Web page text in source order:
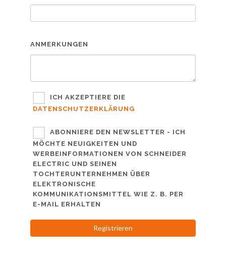
ANMERKUNGEN
ICH AKZEPTIERE DIE
DATENSCHUTZERKLÄRUNG
ABONNIERE DEN NEWSLETTER - ICH
MÖCHTE NEUIGKEITEN UND
WERBEINFORMATIONEN VON SCHNEIDER
ELECTRIC UND SEINEN
TOCHTERUNTERNEHMEN ÜBER
ELEKTRONISCHE
KOMMUNIKATIONSMITTEL WIE Z. B. PER
E-MAIL ERHALTEN
Registrieren